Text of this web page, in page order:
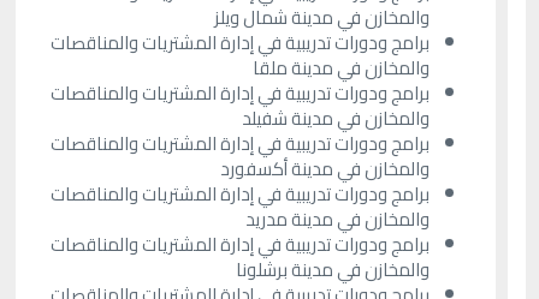
والمخازن في مدينة شمال ويلز
برامج ودورات تدريبية في إدارة المشتريات والمناقصات
والمخازن في مدينة ملقا
برامج ودورات تدريبية في إدارة المشتريات والمناقصات
والمخازن في مدينة شفيلد
برامج ودورات تدريبية في إدارة المشتريات والمناقصات
والمخازن في مدينة أكسفورد
برامج ودورات تدريبية في إدارة المشتريات والمناقصات
والمخازن في مدينة مدريد
برامج ودورات تدريبية في إدارة المشتريات والمناقصات
والمخازن في مدينة برشلونا